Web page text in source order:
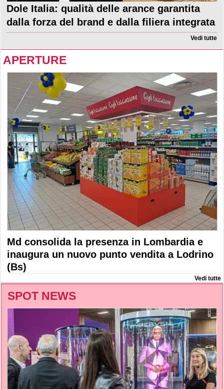
Dole Italia: qualità delle arance garantita
dalla forza del brand e dalla filiera integrata
Vedi tutte
APERTURE
Md consolida la presenza in Lombardia e
inaugura un nuovo punto vendita a Lodrino
(Bs)
Vedi tutte
SPOT NEWS